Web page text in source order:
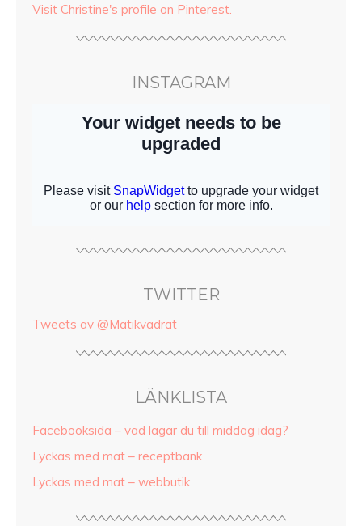
Visit Christine's profile on Pinterest.
INSTAGRAM
TWITTER
Tweets av @Matikvadrat
LÄNKLISTA
Facebooksida – vad lagar du till middag idag?
Lyckas med mat – receptbank
Lyckas med mat – webbutik